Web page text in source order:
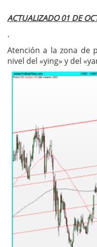
ACTUALIZADO 01 DE
.
Atención a la zona de
nivel del «ying» y del